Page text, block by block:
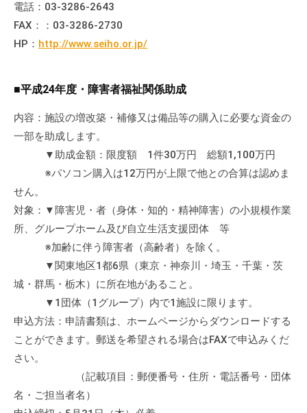
総
合
的
報
交
す
。
様
催
・
催
電話：03-3286-2643
FAX：：03-3286-2730
HP： http://www.seiho.or.jp/
■平成24年度・障害者福祉関係助成
内容：施設の増改築・補修又は備品等の購入に必要な資金の
一部を助成します。
▼助成金額：限度額 1件30万円 総額1,100万円
※パソコン購入は12万円が上限で他との合算は認めま
せん。
対象：▼障害児・者（身体・知的・精神障害）の小規模作業
所、グループホーム及び自立生活支援団体 等
※加齢に伴う障害者（高齢者）を除く。
▼関東地区1都6県（東京・神奈川・埼玉・千葉・茨
城・群馬・栃木）に所在地があること。
▼1団体（1グループ）内で1施設に限ります。
申込方法：申請書類は、ホームページからダウンロードする
ことができます。郵送を希望される場合はFAXで申込みくだ
さい。
（記載項目：郵便番号・住所・電話番号・団体
名・ご担当者名）